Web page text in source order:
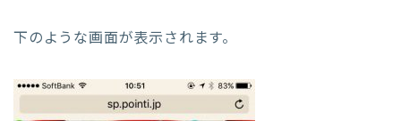
下のような画面が表示されます。